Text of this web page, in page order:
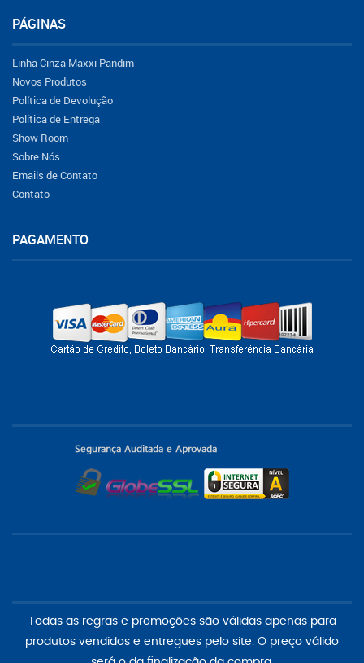
PÁGINAS
Linha Cinza Maxxi Pandim
Novos Produtos
Política de Devolução
Política de Entrega
Show Room
Sobre Nós
Emails de Contato
Contato
PAGAMENTO
Todas as regras e promoções são válidas apenas para
produtos vendidos e entregues pelo site. O preço válido